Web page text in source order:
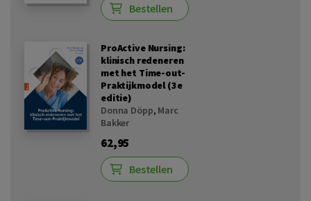
Bestellen
ProActive Nursing:
klinisch redeneren
met het Time-out-
Praktijkmodel (3e
editie)
Donna Döpp, Marc
Bakker
62,95
Bestellen